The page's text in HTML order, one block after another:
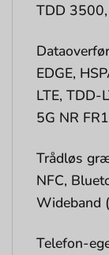
TDD
EDGE,
LTE, TDD-
5G NR FR1
Trådløs
NFC,
Wideband
Telefon-